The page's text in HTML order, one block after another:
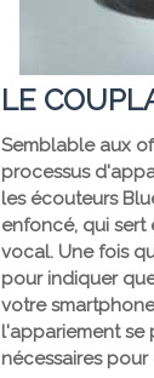
LE
Semblable aux
processus
les écouteurs
enfoncé, qui
vocal. Une fois
pour indiquer
votre
l'appariement se
nécessaires